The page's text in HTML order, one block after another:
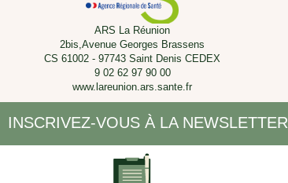
ARS La Réunion
2bis,Avenue Georges Brassens
CS 61002 - 97743 Saint Denis CEDEX
9 02 62 97 90 00
www.lareunion.ars.sante.fr
INSCRIVEZ-VOUS À LA NEWSLETTER